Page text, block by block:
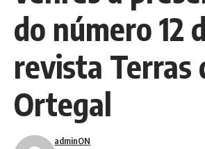
do número 12
revista Terras
Ortegal
adminON